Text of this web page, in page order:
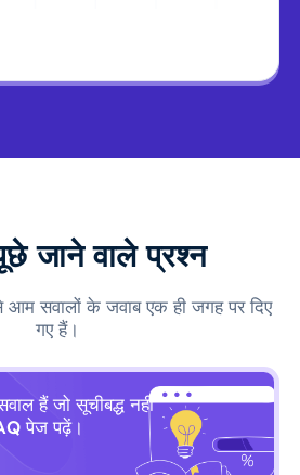
जाने वाले प्रश्न
आम सवालों के जवाब एक ही जगह पर दिए
गए हैं।
हैं जो सूचीबद्ध नहीं
पेज पढ़ें।